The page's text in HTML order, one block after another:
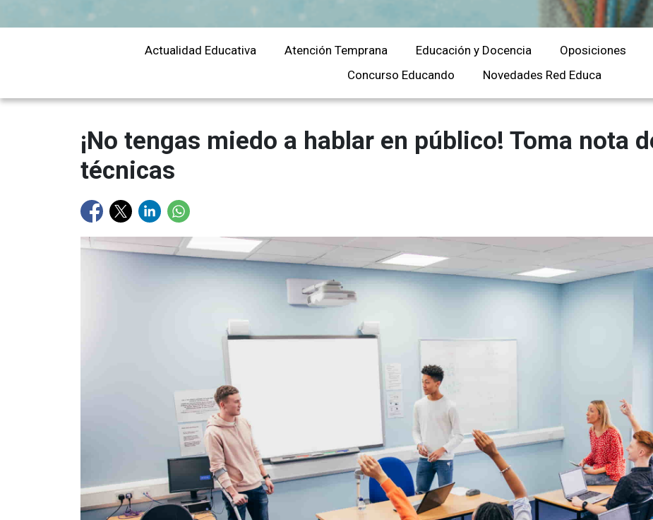
Universitaria
Masteres Educación
Cursos Formación
Profesorado
Másteres Oficiales
Cursos para oposiciones
Actualidad Educativa Atención Temprana Educación y Docencia Oposiciones
Concurso Educando
Novedades Red Educa
¡No tengas miedo a hablar en público! Toma nota
técnicas